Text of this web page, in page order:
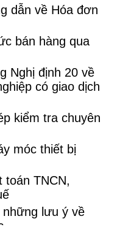
dẫn về Hóa đơn
bán hàng qua
Nghị định 20 về
có giao dịch
kiểm tra chuyên
móc thiết bị
toán TNCN,
những lưu ý về